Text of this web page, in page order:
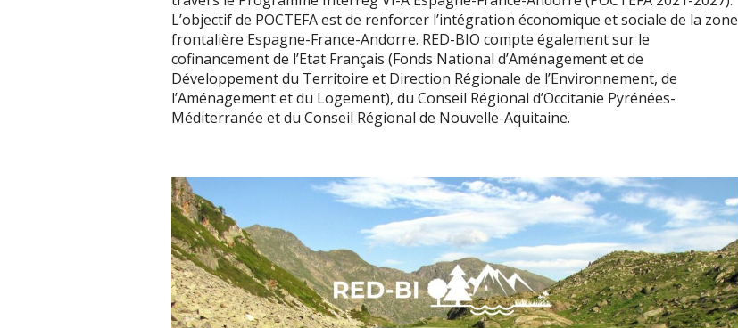
L’objectif de POCTEFA est de renforcer l’intégration économique et sociale de la zone
frontalière Espagne-France-Andorre. RED-BIO compte également sur le
cofinancement de l’Etat Français (Fonds National d’Aménagement et de
Développement du Territoire et Direction Régionale de l’Environnement, de
l’Aménagement et du Logement), du Conseil Régional d’Occitanie Pyrénées-
Méditerranée et du Conseil Régional de Nouvelle-Aquitaine.